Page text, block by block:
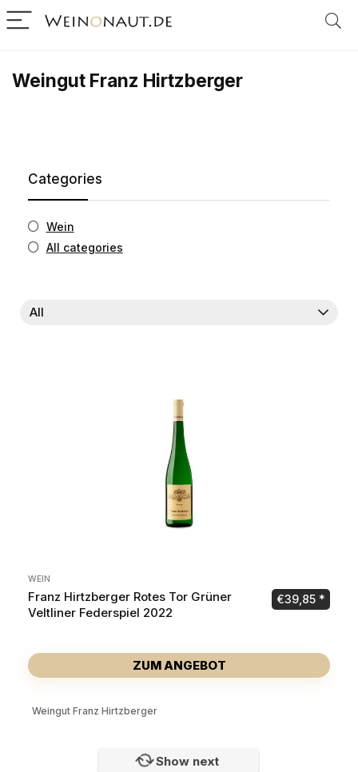
Weingut Franz Hirtzberger
Categories
Wein
All categories
All
WEIN
Franz Hirtzberger Rotes Tor Grüner
Veltliner Federspiel 2022
€39,85
ZUM ANGEBOT
Weingut Franz Hirtzberger
Show next